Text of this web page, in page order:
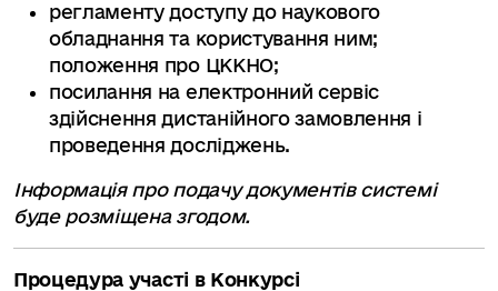
регламенту доступу до наукового
обладнання та користування ним;
положення про ЦККНО;
посилання на електронний сервіс
здійснення дистанійного замовлення і
проведення досліджень.
Інформація про подачу документів системі
буде розміщена згодом.
Процедура участі в Конкурсі